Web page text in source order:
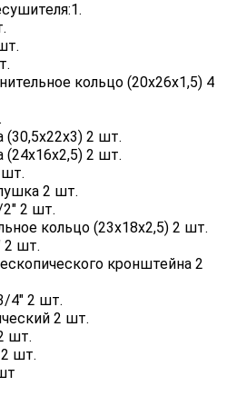
кольцо (20х26х1,5) 4
(30,5х22х3) 2 шт.
(24х16х2,5) 2 шт.
шт.
2 шт.
2" 2 шт.
кольцо (23х18х2,5) 2 шт.
2 шт.
кронштейна 2
4" 2 шт.
2 шт.
шт.
шт.